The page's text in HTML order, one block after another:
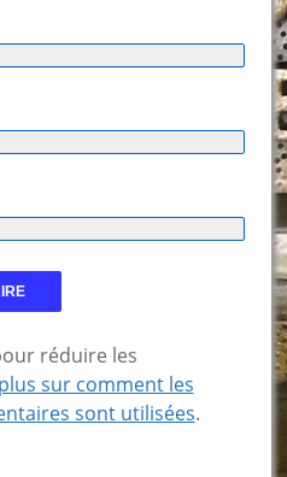
réduire les
sur comment les
sont utilisées.